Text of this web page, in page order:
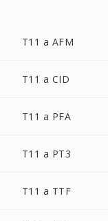
T11 a AFM
T11 a CID
T11 a PFA
T11 a PT3
T11 a TTF